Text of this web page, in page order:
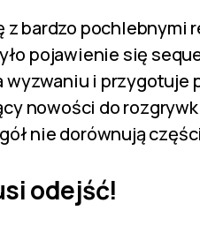
z bardzo pochlebnymi
pojawienie się
wyzwaniu i przygotuje
nowości do
nie dorównują
odejść!